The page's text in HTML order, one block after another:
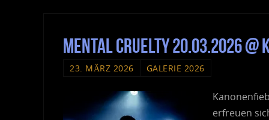
Mental Cruelty 20.03.2026
23. MÄRZ 2026 GALERIE 2026
erfreuen